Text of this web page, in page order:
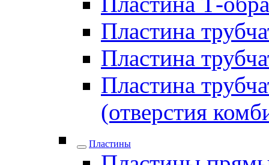
Пластина
Пластина
Пластина
(отверстия
Пластины